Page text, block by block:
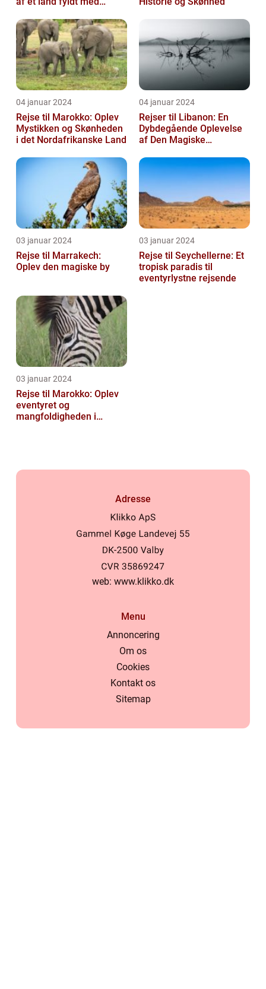
04 januar 2024
Rejse til Marokko: Oplev
Mystikken og Skønheden
i det Nordafrikanske Land
04 januar 2024
Rejser til Libanon: En
Dybdegående Oplevelse
af Den Magiske
03 januar 2024
Rejse til Marrakech:
Oplev den magiske by
03 januar 2024
Rejse til Seychellerne: Et
tropisk paradis til
eventyrlystne rejsende
03 januar 2024
Rejse til Marokko: Oplev
eventyret og
mangfoldigheden i
Adresse
web: www.klikko.dk
Menu
Annoncering
Om os
Cookies
Kontakt os
Sitemap